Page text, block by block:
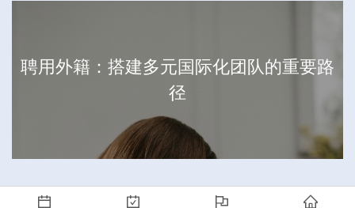
聘用外籍：搭建多元国际化团队的重要路
径